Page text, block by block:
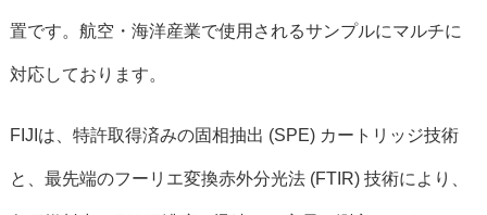
置です。 航空・海洋産業で使用されるサンプルにマルチに
対応しております。
FIJIは、特許取得済みの固相抽出 (SPE) カートリッジ技術
と、最先端のフーリエ変換赤外分光法 (FTIR) 技術により、